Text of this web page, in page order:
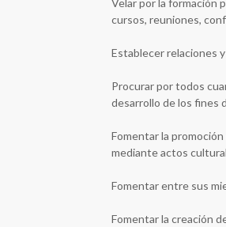
Velar por la formación
cursos, reuniones,
Establecer relaciones
Procurar por todos
desarrollo de los fines
Fomentar la
mediante actos
Fomentar entre sus
Fomentar la creación